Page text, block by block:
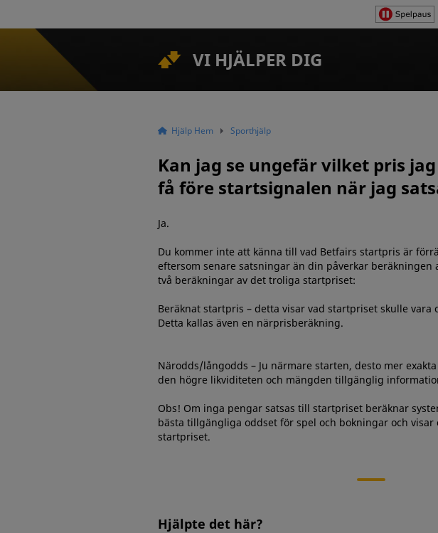
VI HJÄLPER DIG
Hjälp Hem Sporthjälp
Kan jag se ungefär vilket pris
få före startsignalen när jag
Ja.
Du kommer inte att känna till vad Betfairs startpris är
eftersom senare satsningar än din påverkar
två beräkningar av det troliga startpriset:
Beräknat startpris – detta visar vad startpriset skulle vara
Detta kallas även en närprisberäkning.
Närodds/långodds – Ju närmare starten, desto mer
den högre likviditeten och mängden tillgänglig
Obs! Om inga pengar satsas till startpriset beräknar
bästa tillgängliga oddset för spel och bokningar och visar
startpriset.
Hjälpte det här?